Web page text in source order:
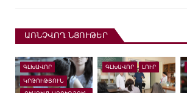
ԱՌՆՉՎՈՂ ՆՅՈՒԹԵՐ
ԳԼԽԱՎՈՐ
ԿՐԹՈՒԹՅՈՒՆ
ԳԼԽԱՎՈՐ ԼՈՒՐ